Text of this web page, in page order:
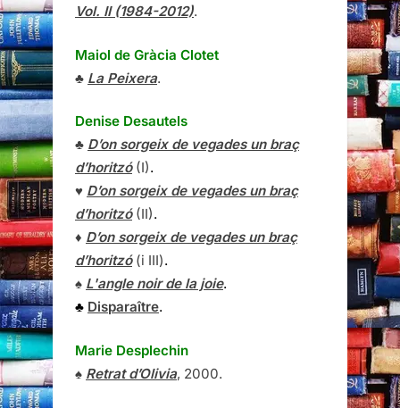
Vol. II (1984-2012).
Maiol de Gràcia Clotet
♣ La Peixera.
Denise Desautels
♣ D’on sorgeix de vegades un braç
d’horitzó(I).
♥ D’on sorgeix de vegades un braç
d’horitzó(II).
♦ D’on sorgeix de vegades un braç
d’horitzó(i III).
♠ L'angle noir de la joie.
♣ Disparaître.
Marie Desplechin
♠ Retrat d’Olivia, 2000.